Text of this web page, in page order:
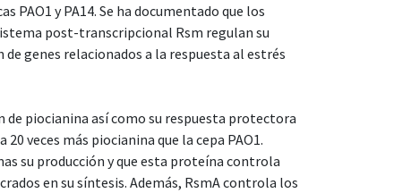
PAO1 y PA14. Se ha documentado que los
post-transcripcional Rsm regulan su
genes relacionados a la respuesta al estrés
piocianina así como su respuesta protectora
veces más piocianina que la cepa PAO1.
su producción y que esta proteína controla
en su síntesis. Además, RsmA controla los